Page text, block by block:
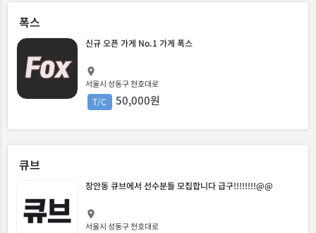
폭스
신규 오픈 가게 No.1 가게 폭스
서울시 성동구 천호대로
T/C 50,000원
큐브
장안동 큐브에서 선수분들 모집합니다 급구!!!!!!!!@@
서울시 성동구 천호대로